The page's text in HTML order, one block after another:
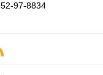
97-8834